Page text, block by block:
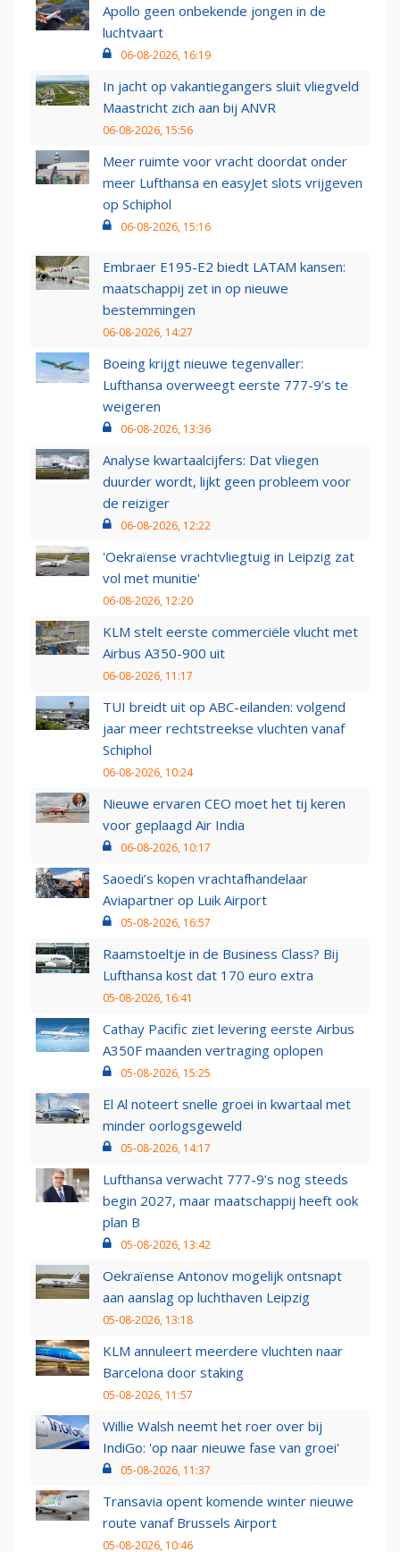
Apollo geen onbekende jongen in de
luchtvaart
06-08-2026, 16:19
In jacht op vakantiegangers sluit vliegveld
Maastricht zich aan bij ANVR
06-08-2026, 15:56
Meer ruimte voor vracht doordat onder
meer Lufthansa en easyJet slots vrijgeven
op Schiphol
06-08-2026, 15:16
Embraer E195-E2 biedt LATAM kansen:
maatschappij zet in op nieuwe
bestemmingen
06-08-2026, 14:27
Boeing krijgt nieuwe tegenvaller:
Lufthansa overweegt eerste 777-9’s te
weigeren
06-08-2026, 13:36
Analyse kwartaalcijfers: Dat vliegen
duurder wordt, lijkt geen probleem voor
de reiziger
06-08-2026, 12:22
'Oekraïense vrachtvliegtuig in Leipzig zat
vol met munitie'
06-08-2026, 12:20
KLM stelt eerste commerciële vlucht met
Airbus A350-900 uit
06-08-2026, 11:17
TUI breidt uit op ABC-eilanden: volgend
jaar meer rechtstreekse vluchten vanaf
Schiphol
06-08-2026, 10:24
Nieuwe ervaren CEO moet het tij keren
voor geplaagd Air India
06-08-2026, 10:17
Saoedi’s kopen vrachtafhandelaar
Aviapartner op Luik Airport
05-08-2026, 16:57
Raamstoeltje in de Business Class? Bij
Lufthansa kost dat 170 euro extra
05-08-2026, 16:41
Cathay Pacific ziet levering eerste Airbus
A350F maanden vertraging oplopen
05-08-2026, 15:25
El Al noteert snelle groei in kwartaal met
minder oorlogsgeweld
05-08-2026, 14:17
Lufthansa verwacht 777-9’s nog steeds
begin 2027, maar maatschappij heeft ook
plan B
05-08-2026, 13:42
Oekraïense Antonov mogelijk ontsnapt
aan aanslag op luchthaven Leipzig
05-08-2026, 13:18
KLM annuleert meerdere vluchten naar
Barcelona door staking
05-08-2026, 11:57
Willie Walsh neemt het roer over bij
IndiGo: 'op naar nieuwe fase van groei'
05-08-2026, 11:37
Transavia opent komende winter nieuwe
route vanaf Brussels Airport
05-08-2026, 10:46